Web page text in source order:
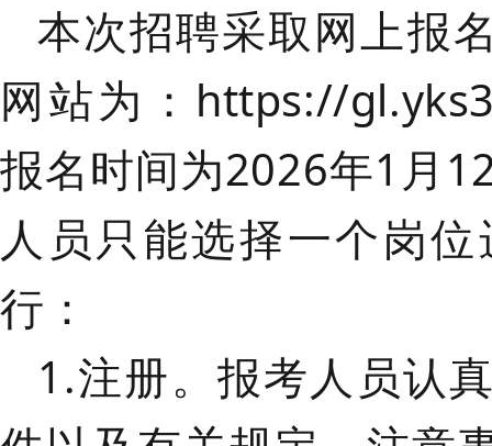
本次招聘采取网上报
网站为： https://
报名时间为2026年1月
人员只能选择一个岗
行：
1.注册。 报考人员认